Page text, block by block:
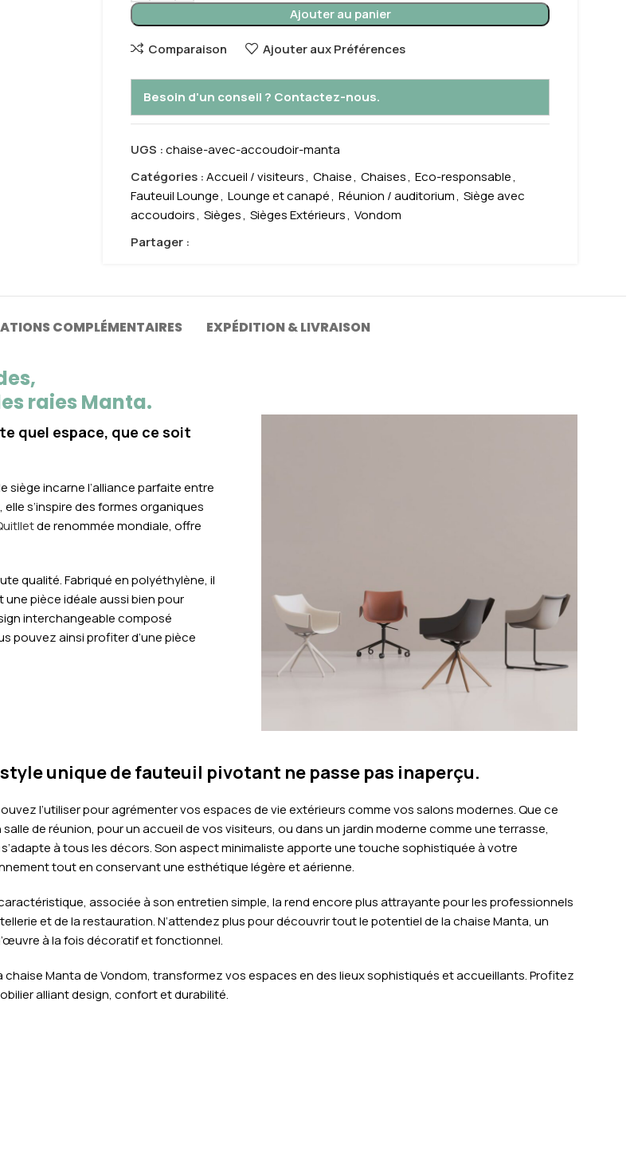
Ajouter au panier
Comparaison Ajouter aux Préférences
Besoin d'un conseil ? Contactez-nous.
UGS :chaise-avec-accoudoir-manta
Catégories :Accueil / visiteurs, Chaise, Chaises, Eco-responsable,
Fauteuil Lounge, Lounge et canapé, Réunion / auditorium, Siège avec
accoudoirs, Sièges, Sièges Extérieurs, Vondom
Partager :
COMPLÉMENTAIRES EXPÉDITION & LIVRAISON
raies Manta.
quel espace, que ce soit
siège incarne l’alliance parfaite entre
s’inspire des formes organiques
de renommée mondiale, offre
qualité. Fabriqué en polyéthylène, il
pièce idéale aussi bien pour
interchangeable composé
pouvez ainsi profiter d’une pièce
unique de fauteuil pivotant ne passe pas inaperçu.
l’utiliser pour agrémenter vos espaces de vie extérieurs comme vos salons modernes. Que ce
salle de réunion, pour un accueil de vos visiteurs, ou dans un jardin moderne comme une terrasse,
à tous les décors. Son aspect minimaliste apporte une touche sophistiquée à votre
tout en conservant une esthétique légère et aérienne.
associée à son entretien simple, la rend encore plus attrayante pour les professionnels
et de la restauration. N’attendez plus pour découvrir tout le potentiel de la chaise Manta, un
à la fois décoratif et fonctionnel.
chaise Manta de Vondom, transformez vos espaces en des lieux sophistiqués et accueillants. Profitez
alliant design, confort et durabilité.